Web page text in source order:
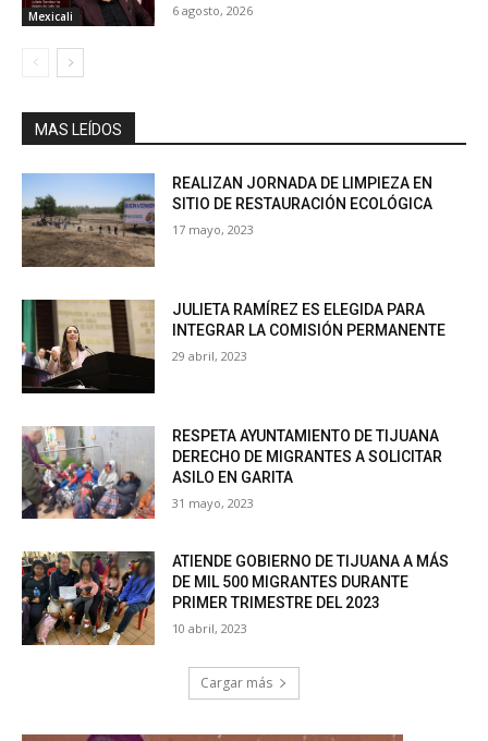
Mexicali 6 agosto, 2026
MAS LEÍDOS
REALIZAN JORNADA DE LIMPIEZA EN
SITIO DE RESTAURACIÓN ECOLÓGICA
17 mayo, 2023
JULIETA RAMÍREZ ES ELEGIDA PARA
INTEGRAR LA COMISIÓN PERMANENTE
29 abril, 2023
RESPETA AYUNTAMIENTO DE TIJUANA
DERECHO DE MIGRANTES A SOLICITAR
ASILO EN GARITA
31 mayo, 2023
ATIENDE GOBIERNO DE TIJUANA A MÁS
DE MIL 500 MIGRANTES DURANTE
PRIMER TRIMESTRE DEL 2023
10 abril, 2023
Cargar más